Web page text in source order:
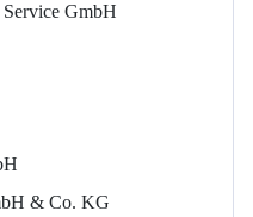
GmbH
& Co. KG